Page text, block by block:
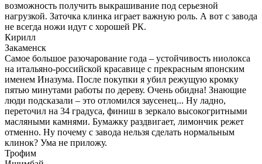
возможность получить выкрашивание под серьезной
нагрузкой. Заточка клинка играет важную роль. А вот с завода
не всегда ножи идут с хорошей РК.
Кирилл
Закаменск
Самое большое разочарование года – устойчивость ниолокса
на итальяно-российской красавице с прекрасным японским
именем Иназума. После покупки я убил режущую кромку
пятью минутами работы по дереву. Очень обидна! Знающие
люди подсказали – это отломился заусенец... Ну ладно,
переточил на 34 градуса, финиш в зеркало высокогритными
масляными камнями. Бумажку раздвигает, лимончик режет
отменно. Ну почему с завода нельзя сделать нормальным
клинок? Ума не приложу.
Трофим